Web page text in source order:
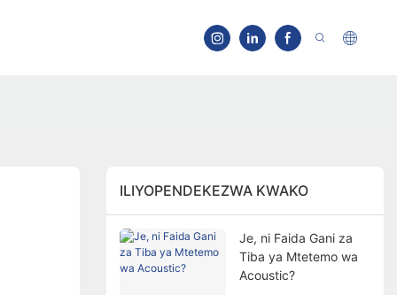
ILIYOPENDEKEZWA KWAKO
Je, ni Faida Gani za
Tiba ya Mtetemo wa
Acoustic?